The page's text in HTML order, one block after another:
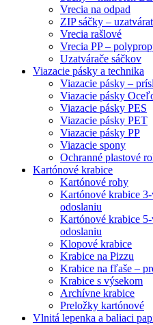
Vrecia na odpad
ZIP sáčky –
Vrecia rašlové
Vrecia PP –
Uzatvárače sáčkov
Viazacie pásky a technika
Viazacie pásky –
Viazacie pásky
Viazacie pásky PES
Viazacie pásky PET
Viazacie pásky PP
Viazacie spony
Ochranné plastové
Kartónové krabice
Kartónové rohy
Kartónové krabice
odoslaniu
Kartónové krabice
odoslaniu
Klopové krabice
Krabice na Pizzu
Krabice na fľaše –
Krabice s výsekom
Archívne krabice
Preložky kartónové
Vlnitá lepenka a baliaci